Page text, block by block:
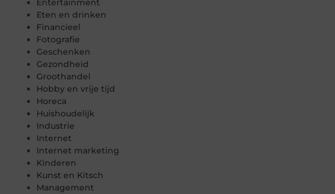
Entertainment
Eten en drinken
Financieel
Fotografie
Geschenken
Gezondheid
Groothandel
Hobby en vrije tijd
Horeca
Huishoudelijk
Industrie
Internet
Internet marketing
Kinderen
Kunst en Kitsch
Management